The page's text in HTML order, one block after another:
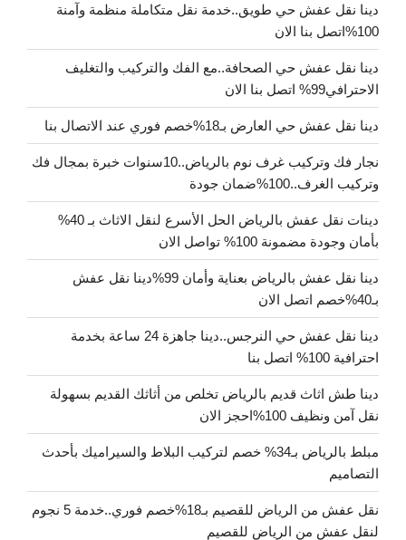
دينا نقل عفش حي طويق..خدمة نقل متكاملة منظمة وآمنة
100%اتصل بنا الان
دينا نقل عفش حي الصحافة..مع الفك والتركيب والتغليف
الاحترافي99% اتصل بنا الان
دينا نقل عفش حي العارض بـ18%خصم فوري عند الاتصال بنا
نجار فك وتركيب غرف نوم بالرياض..10سنوات خبرة بمجال فك
وتركيب الغرف..100%ضمان جودة
دينات نقل عفش بالرياض الحل الأسرع لنقل الاثاث بـ 40%
بأمان وجودة مضمونة 100% تواصل الان
دينا نقل عفش بالرياض بعناية وأمان 99%دينا نقل عفش
بـ40%خصم اتصل الان
دينا نقل عفش حي النرجس..دينا جاهزة 24 ساعة بخدمة
احترافية 100% اتصل بنا
دينا طش اثاث قديم بالرياض تخلص من أثاثك القديم بسهولة
نقل آمن ونظيف 100%احجز الان
مبلط بالرياض بـ34% خصم لتركيب البلاط والسيراميك بأحدث
التصاميم
نقل عفش من الرياض للقصيم بـ18%خصم فوري..خدمة 5 نجوم
لنقل عفش من الرياض للقصيم